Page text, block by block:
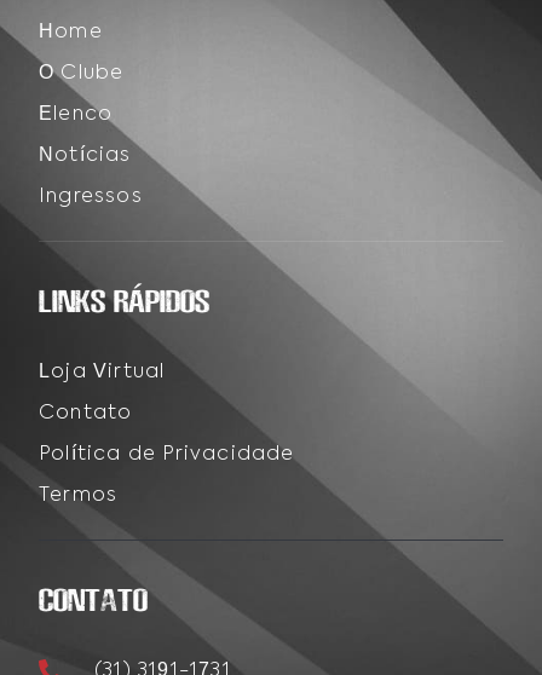
Home
O Clube
Elenco
Notícias
Ingressos
LINKS RÁPIDOS
Loja Virtual
Contato
Política de Privacidade
Termos
CONTATO